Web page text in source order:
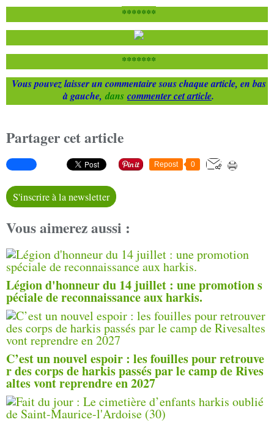
*******
*******
Vous pouvez laisser un commentaire sous chaque article, en bas
à gauche, dans commenter cet article.
Partager cet article
Repost 0
S'inscrire à la newsletter
Vous aimerez aussi :
Légion d'honneur du 14 juillet : une promotion s
péciale de reconnaissance aux harkis.
C’est un nouvel espoir : les fouilles pour retrouve
r des corps de harkis passés par le camp de Rives
altes vont reprendre en 2027